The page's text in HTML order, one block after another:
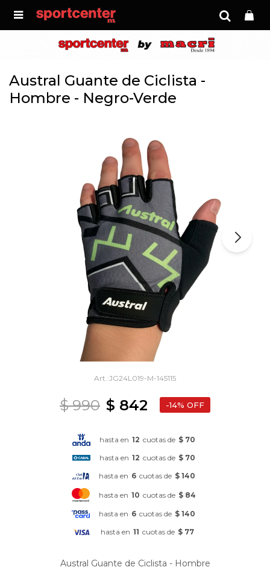

Austral Guante de Ciclista -
Hombre - Negro-Verde
JG24L019-M-145115
$ 842
$ 990 14
hasta en 12 cuotas de $ 70
hasta en 12 cuotas de $ 70
hasta en 6 cuotas de $ 140
hasta en 10 cuotas de $ 84
hasta en 6 cuotas de $ 140
hasta en 11 cuotas de $ 77
Austral Guante de Ciclista - Hombre